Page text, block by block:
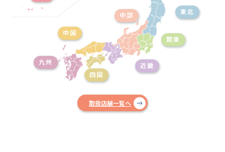
東北
関東
中部
近畿
中国
四国
九州
取扱店舗一覧へ